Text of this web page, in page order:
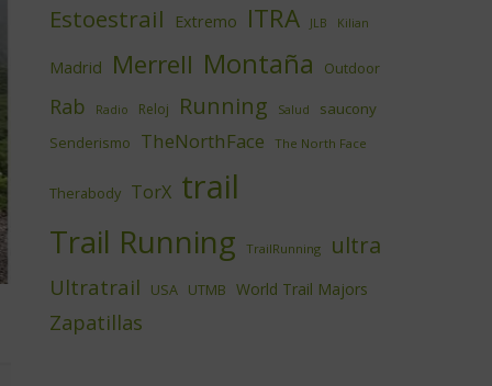
Estoestrail Extremo ITRA JLB Kilian
Madrid Merrell Montaña Outdoor
Rab Radio Reloj Running Salud
saucony
Senderismo
TheNorthFace The North Face
Therabody TorX trail
Trail Running TrailRunning ultra
Ultratrail USA UTMB World Trail Majors
Zapatillas